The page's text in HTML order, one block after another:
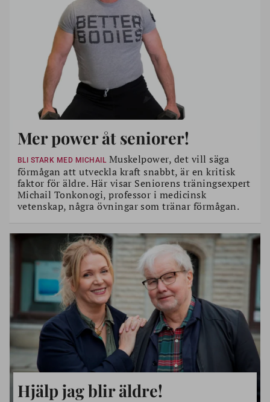
Mer power åt seniorer!
BLI STARK MED MICHAILMuskelpower, det vill säga
förmågan att utveckla kraft snabbt, är en kritisk
faktor för äldre. Här visar Seniorens träningsexpert
Michail Tonkonogi, professor i medicinsk
vetenskap, några övningar som tränar förmågan.
Hjälp jag blir äldre!